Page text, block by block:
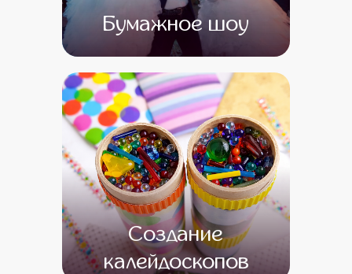
Бумажное шоу
от 0 от 0
Создание
калейдоскопов